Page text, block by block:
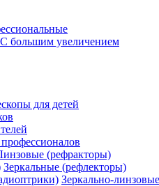
С большим увеличением
для детей
(рефракторы)
Зеркальные (рефлекторы)
Зеркально-